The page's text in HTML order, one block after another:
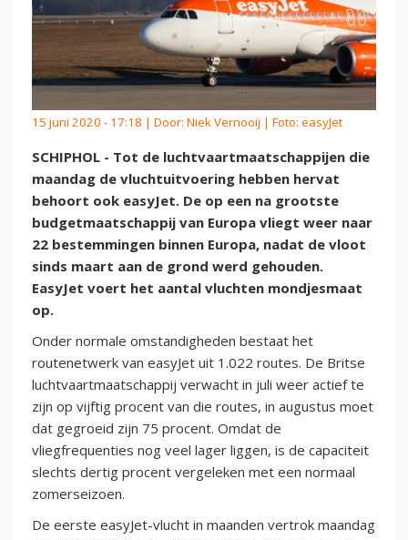
15 juni 2020 - 17:18 | Door: Niek Vernooij | Foto: easyJet
SCHIPHOL - Tot de luchtvaartmaatschappijen die
maandag de vluchtuitvoering hebben hervat
behoort ook easyJet. De op een na grootste
budgetmaatschappij van Europa vliegt weer naar
22 bestemmingen binnen Europa, nadat de vloot
sinds maart aan de grond werd gehouden.
EasyJet voert het aantal vluchten mondjesmaat
op.
Onder normale omstandigheden bestaat het
routenetwerk van easyJet uit 1.022 routes. De Britse
luchtvaartmaatschappij verwacht in juli weer actief te
zijn op vijftig procent van die routes, in augustus moet
dat gegroeid zijn 75 procent. Omdat de
vliegfrequenties nog veel lager liggen, is de capaciteit
slechts dertig procent vergeleken met een normaal
zomerseizoen.
De eerste easyJet-vlucht in maanden vertrok maandag